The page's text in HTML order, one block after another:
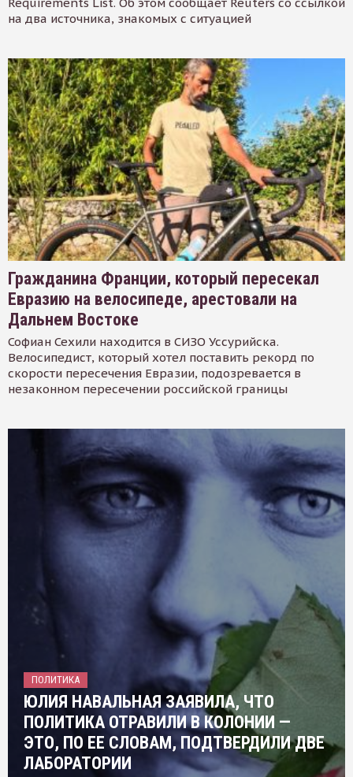
на два источника, знакомых с ситуацией
Гражданина Франции, который пересекал
Евразию на велосипеде, арестовали на
Дальнем Востоке
Софиан Сехили находится в СИЗО Уссурийска.
Велосипедист, который хотел поставить рекорд по
скорости пересечения Евразии, подозревается в
незаконном пересечении российской границы
ПОЛИТИКА
ЮЛИЯ НАВАЛЬНАЯ ЗАЯВИЛА, ЧТО
ПОЛИТИКА ОТРАВИЛИ В КОЛОНИИ —
ЭТО, ПО ЕЕ СЛОВАМ, ПОДТВЕРДИЛИ ДВЕ
ЛАБОРАТОРИИ